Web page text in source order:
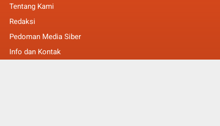
Tentang Kami
Redaksi
Pedoman Media Siber
Info dan Kontak